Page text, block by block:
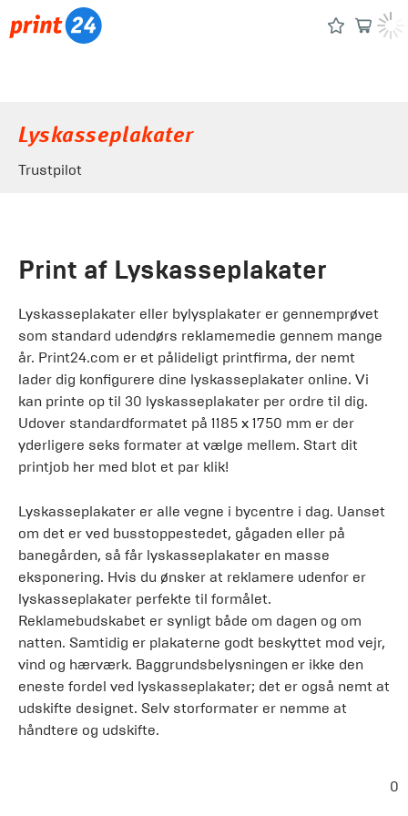
Lyskasseplakater
Trustpilot
Print af Lyskasseplakater
Lyskasseplakater eller bylysplakater er gennemprøvet
som standard udendørs reklamemedie gennem mange
år. Print24.com er et pålideligt printfirma, der nemt
lader dig konfigurere dine lyskasseplakater online. Vi
kan printe op til 30 lyskasseplakater per ordre til dig.
Udover standardformatet på 1185 x 1750 mm er der
yderligere seks formater at vælge mellem. Start dit
printjob her med blot et par klik!
Lyskasseplakater er alle vegne i bycentre i dag. Uanset
om det er ved busstoppestedet, gågaden eller på
banegården, så får lyskasseplakater en masse
eksponering. Hvis du ønsker at reklamere udenfor er
lyskasseplakater perfekte til formålet.
Reklamebudskabet er synligt både om dagen og om
natten. Samtidig er plakaterne godt beskyttet mod vejr,
vind og hærværk. Baggrundsbelysningen er ikke den
eneste fordel ved lyskasseplakater; det er også nemt at
udskifte designet. Selv storformater er nemme at
håndtere og udskifte.
0